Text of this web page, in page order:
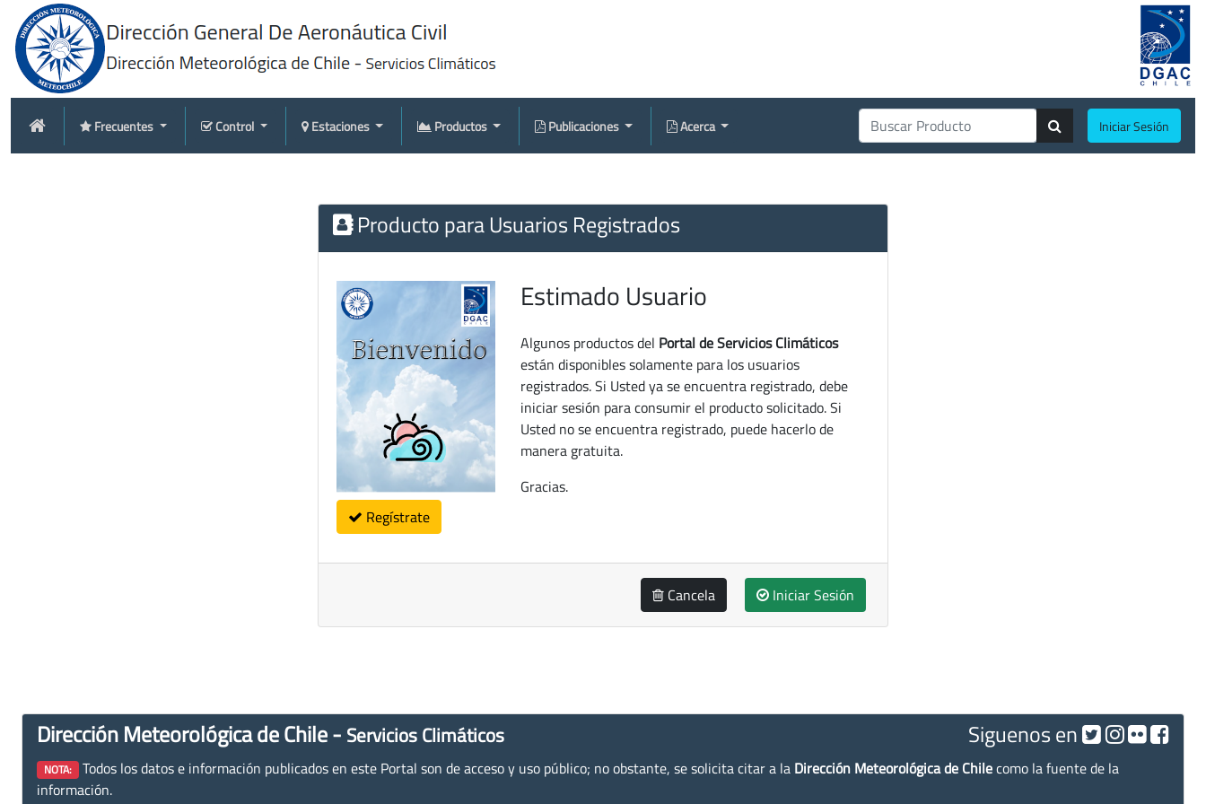
Frecuentes Control Estaciones Productos Publicaciones Acerca Iniciar Sesión
Producto para Usuarios Registrados
Regístrate
Estimado Usuario
Algunos productos del Portal de Servicios Climáticos
están disponibles solamente para los usuarios
registrados. Si Usted ya se encuentra registrado, debe
iniciar sesión para consumir el producto solicitado. Si
Usted no se encuentra registrado, puede hacerlo de
manera gratuita.
Gracias.
Cancela Iniciar Sesión
Dirección Meteorológica de Chile - Servicios Climáticos Siguenos en
NOTA: Todos los datos e información publicados en este Portal son de acceso y uso público; no obstante, se solicita citar a la Dirección Meteorológica de Chilecomo la fuente de la
información.